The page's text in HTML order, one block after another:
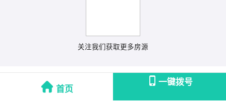
首页
一键拨号
关注我们获取更多房源